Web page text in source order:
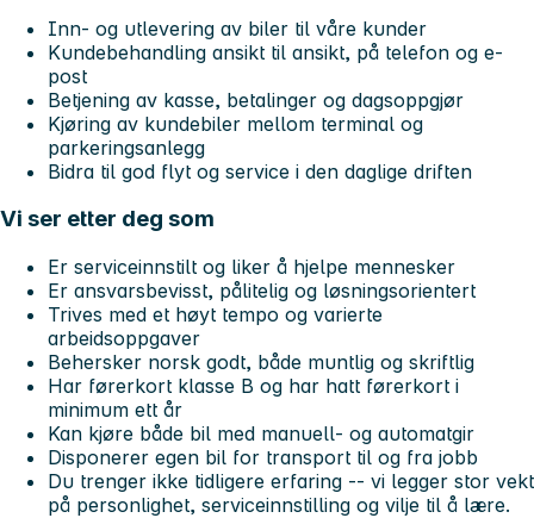
Inn- og utlevering av biler til våre kunder
Kundebehandling ansikt til ansikt, på telefon og e-
post
Betjening av kasse, betalinger og dagsoppgjør
Kjøring av kundebiler mellom terminal og
parkeringsanlegg
Bidra til god flyt og service i den daglige driften
Vi ser etter deg som
Er serviceinnstilt og liker å hjelpe mennesker
Er ansvarsbevisst, pålitelig og løsningsorientert
Trives med et høyt tempo og varierte
arbeidsoppgaver
Behersker norsk godt, både muntlig og skriftlig
Har førerkort klasse B og har hatt førerkort i
minimum ett år
Kan kjøre både bil med manuell- og automatgir
Disponerer egen bil for transport til og fra jobb
Du trenger ikke tidligere erfaring -- vi legger stor vekt
på personlighet, serviceinnstilling og vilje til å lære.